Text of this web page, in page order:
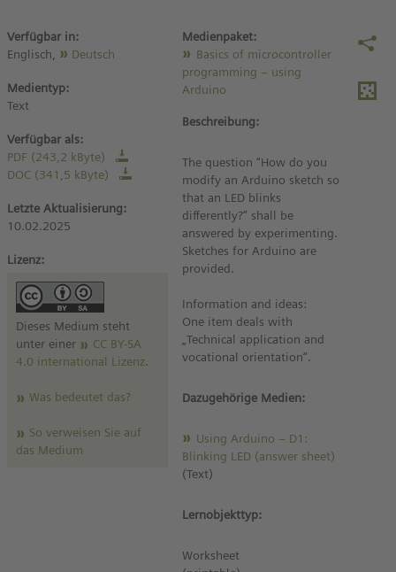
Verfügbar in:
Englisch,
Deutsch
Medientyp:
Text
Verfügbar als:
PDF (243,2 kByte)
DOC (341,5 kByte)
Letzte Aktualisierung:
10.02.2025
Lizenz:
Dieses Medium steht
unter einer
CC BY-SA
4.0 international Lizenz.
Was bedeutet das?
So verweisen Sie auf
das Medium
Medienpaket:
Basics of microcontroller
programming – using
Arduino
Beschreibung:
The question “How do you
modify an Arduino sketch so
that an LED blinks
differently?” shall be
answered by experimenting.
Sketches for Arduino are
provided.
Information and ideas:
One item deals with
„Technical application and
vocational orientation“.
Dazugehörige Medien:
Using Arduino – D1:
Blinking LED (answer sheet)
(Text)
Lernobjekttyp:
Worksheet